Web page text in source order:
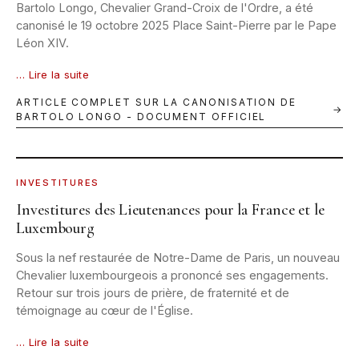
Bartolo Longo, Chevalier Grand-Croix de l'Ordre, a été
canonisé le 19 octobre 2025 Place Saint-Pierre par le Pape
Léon XIV.
… Lire la suite
ARTICLE COMPLET SUR LA CANONISATION DE
BARTOLO LONGO - DOCUMENT OFFICIEL
→
INVESTITURES
Investitures des Lieutenances pour la France et le
Luxembourg
Sous la nef restaurée de Notre-Dame de Paris, un nouveau
Chevalier luxembourgeois a prononcé ses engagements.
Retour sur trois jours de prière, de fraternité et de
témoignage au cœur de l'Église.
… Lire la suite